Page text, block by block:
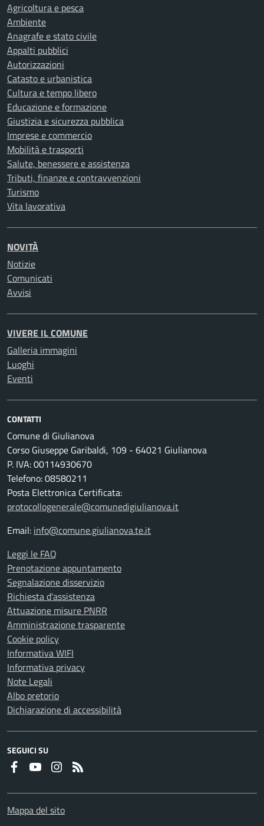
Agricoltura e pesca
Ambiente
Anagrafe e stato civile
Appalti pubblici
Autorizzazioni
Catasto e urbanistica
Cultura e tempo libero
Educazione e formazione
Giustizia e sicurezza pubblica
Imprese e commercio
Mobilità e trasporti
Salute, benessere e assistenza
Tributi, finanze e contravvenzioni
Turismo
Vita lavorativa
NOVITÀ
Notizie
Comunicati
Avvisi
VIVERE IL COMUNE
Galleria immagini
Luoghi
Eventi
CONTATTI
Comune di Giulianova
Corso Giuseppe Garibaldi, 109 - 64021 Giulianova
P. IVA: 00114930670
Telefono: 08580211
Posta Elettronica Certificata:
protocollogenerale@comunedigiulianova.it
Email: info@comune.giulianova.te.it
Leggi le FAQ
Prenotazione appuntamento
Segnalazione disservizio
Richiesta d'assistenza
Attuazione misure PNRR
Amministrazione trasparente
Cookie policy
Informativa WIFI
Informativa privacy
Note Legali
Albo pretorio
Dichiarazione di accessibilità
SEGUICI SU
FaceboookYoutubeInstagram
Mappa del sito